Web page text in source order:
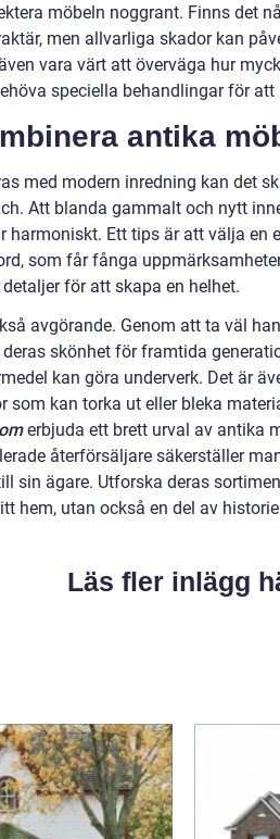
möbeln noggrant. Finns det
men allvarliga skador kan
vara värt att överväga hur
speciella behandlingar för
antika
med modern inredning kan det
Att blanda gammalt och nytt
harmoniskt. Ett tips är att välja en
som får fånga
för att skapa en helhet.
avgörande. Genom att ta väl
skönhet för framtida
kan göra underverk. Det är
som kan torka ut eller bleka
erbjuda ett brett urval av antika
återförsäljare säkerställer
sin ägare. Utforska deras
hem, utan också en del av
Läs fler inlägg